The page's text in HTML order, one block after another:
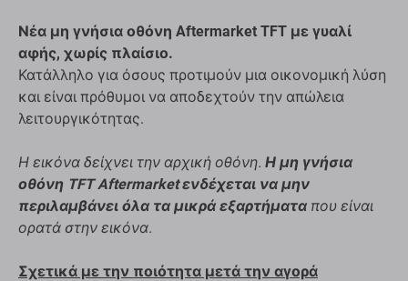
Νέα μη γνήσια οθόνη Aftermarket TFT με γυαλί
αφής, χωρίς πλαίσιο.
Κατάλληλο για όσους προτιμούν μια οικονομική λύση
και είναι πρόθυμοι να αποδεχτούν την απώλεια
λειτουργικότητας.
Η εικόνα δείχνει την αρχική οθόνη. Η μη γνήσια
οθόνη TFT Aftermarket ενδέχεται να μην
περιλαμβάνει όλα τα μικρά εξαρτήματα που είναι
ορατά στην εικόνα.
Σχετικά με την ποιότητα μετά την αγορά